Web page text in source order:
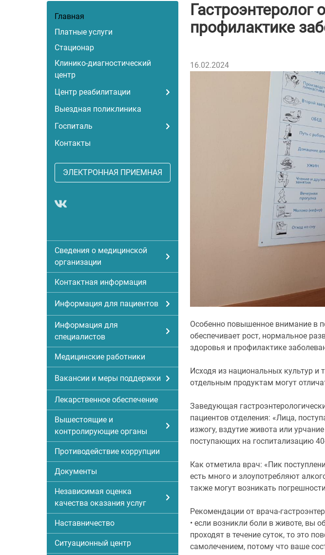
Главная
Платные услуги
Стационар
Клинико-диагностический
центр
Центр реабилитации
Выездная поликлиника
Госпиталь
Контакты
ЭЛЕКТРОННАЯ ПРИЕМНАЯ
Сведения о медицинской
организации
Контактная информация
Информация для пациентов
Информация для
специалистов
Медицинские работники
Вакансии и меры поддержки
Лекарственное обеспечение
Вышестоящие и
контролирующие органы
Противодействие коррупции
Документы
Независимая оценка
качества оказания услуг
Наставничество
Ситуационный центр
Гастроэнтеролог
профилактике
16.02.2024
Особенно повышенное внимание в
обеспечивает рост, нормальное
здоровья и профилактике
Исходя из национальных культур
отдельным продуктам могут
Заведующая
пациентов отделения: «Лица,
изжогу, вздутие живота или
поступающих на госпитализацию
Как отметила врач: «Пик
есть много и злоупотребляют
также могут возникать
Рекомендации от врача-
• если возникли боли в животе, вы
проходят в течение суток, то это
самолечением, потому что ваше